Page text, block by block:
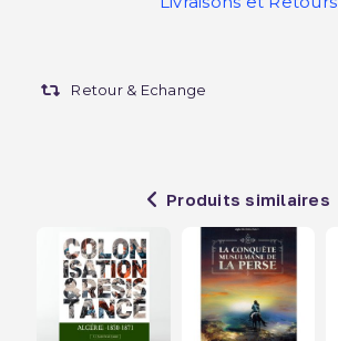
Retour & Echange
Produits similaires